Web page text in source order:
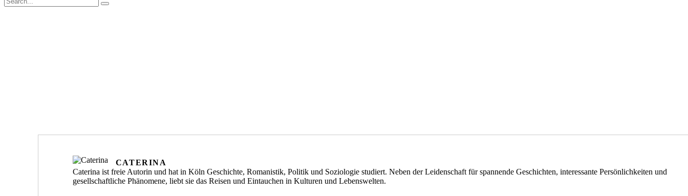
CATERINA
Caterina ist freie Autorin und hat in Köln Geschichte, Romanistik, Politik und Soziologie studiert. Neben der Leidenschaft für spannende Geschichten, interessante Persönlichkeiten und
gesellschaftliche Phänomene, liebt sie das Reisen und Eintauchen in Kulturen und Lebenswelten.